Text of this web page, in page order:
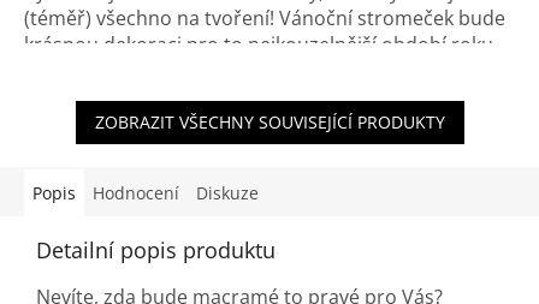
(téměř) všechno na tvoření! Vánoční stromeček bude
krásnou dekoraci pro to nejkouzelnější období roku.
ZOBRAZIT VŠECHNY SOUVISEJÍCÍ PRODUKTY
Popis Hodnocení Diskuze
Detailní popis produktu
Nevíte, zda bude macramé to pravé pro Vás?